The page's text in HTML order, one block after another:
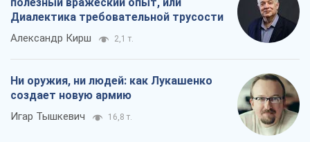
Диалектика требовательной трусости
Александр Кирш 2,1 т.
Ни оружия, ни людей: как Лукашенко
создает новую армию
Игар Тышкевич 16,8 т.